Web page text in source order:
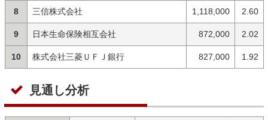
8 三信株式会社 1,118,000 2.60
9 日本生命保険相互会社 872,000 2.02
10 株式会社三菱ＵＦＪ銀行 827,000 1.92
見通し分析